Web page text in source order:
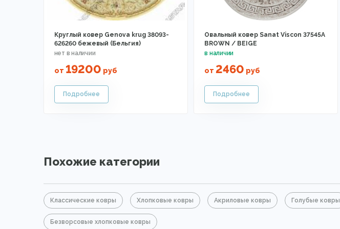
Круглый ковер Genova krug 38093-
626260 бежевый (Бельгия)
от 19200 руб
Овальный ковер Sanat Viscon 37545A
BROWN / BEIGE
от 2460 руб
Похожие категории
Классические ковры Хлопковые ковры Акриловые ковры Голубые ковры
Безворсовые хлопковые ковры